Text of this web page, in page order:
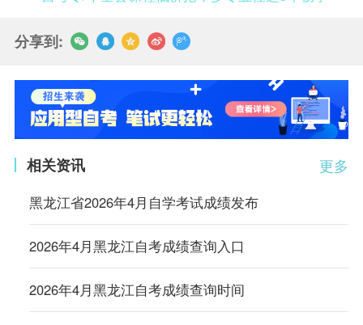
分享到:
更多
相关资讯
黑龙江省2026年4月自学考试成绩发布
2026年4月黑龙江自考成绩查询入口
2026年4月黑龙江自考成绩查询时间